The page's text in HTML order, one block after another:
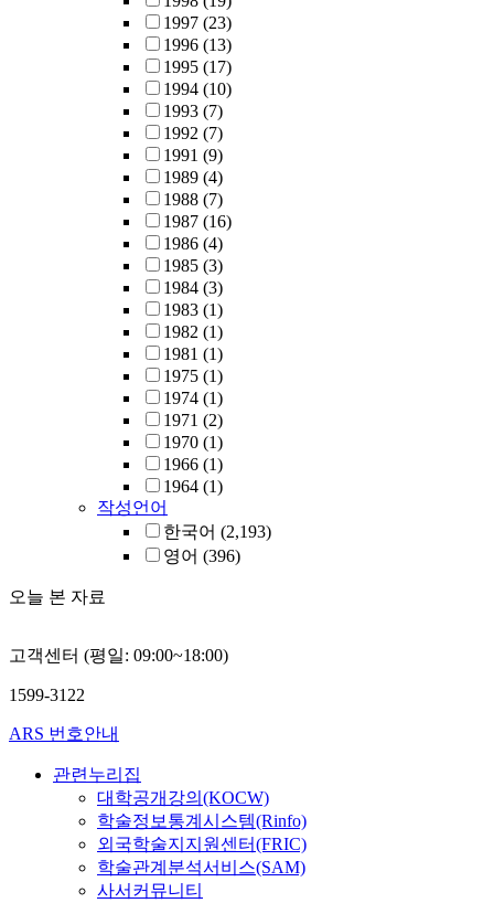
1997 (23)
1996 (13)
1995 (17)
1994 (10)
1993 (7)
1992 (7)
1991 (9)
1989 (4)
1988 (7)
1987 (16)
1986 (4)
1985 (3)
1984 (3)
1983 (1)
1982 (1)
1981 (1)
1975 (1)
1974 (1)
1971 (2)
1970 (1)
1966 (1)
1964 (1)
작성언어
한국어 (2,193)
영어 (396)
오늘 본 자료
고객센터 (평일: 09:00~18:00)
1599-3122
ARS 번호안내
관련누리집
대학공개강의(KOCW)
학술정보통계시스템(Rinfo)
외국학술지지원센터(FRIC)
학술관계분석서비스(SAM)
사서커뮤니티